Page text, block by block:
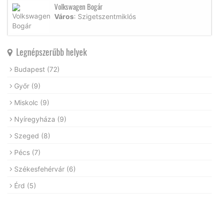
Volkswagen Bogár
Város: Szigetszentmiklós
Legnépszerűbb helyek
Budapest (72)
Győr (9)
Miskolc (9)
Nyíregyháza (9)
Szeged (8)
Pécs (7)
Székesfehérvár (6)
Érd (5)